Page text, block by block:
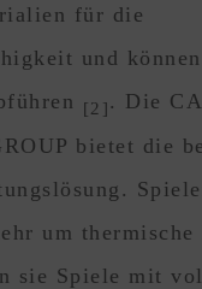
für die
und
[2]. Die
bietet die
um thermische
sie Spiele mit